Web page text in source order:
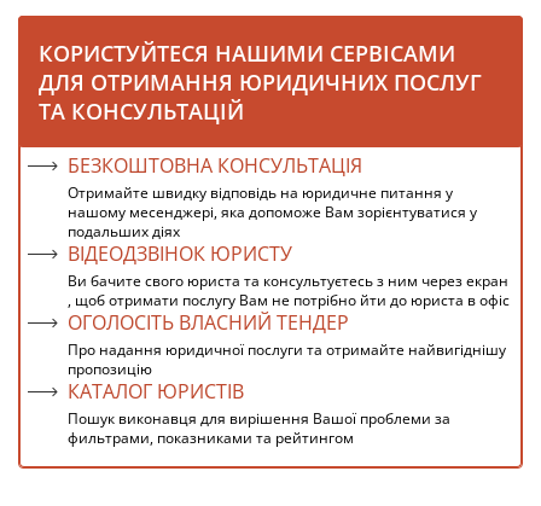
КОРИСТУЙТЕСЯ НАШИМИ СЕРВІСАМИ
ДЛЯ ОТРИМАННЯ ЮРИДИЧНИХ ПОСЛУГ
ТА КОНСУЛЬТАЦІЙ
БЕЗКОШТОВНА КОНСУЛЬТАЦІЯ
Отримайте швидку відповідь на юридичне питання у
нашому месенджері, яка допоможе Вам зорієнтуватися у
подальших діях
ВІДЕОДЗВІНОК ЮРИСТУ
Ви бачите свого юриста та консультуєтесь з ним через екран
, щоб отримати послугу Вам не потрібно йти до юриста в офіс
ОГОЛОСІТЬ ВЛАСНИЙ ТЕНДЕР
Про надання юридичної послуги та отримайте найвигіднішу
пропозицію
КАТАЛОГ ЮРИСТІВ
Пошук виконавця для вирішення Вашої проблеми за
фильтрами, показниками та рейтингом